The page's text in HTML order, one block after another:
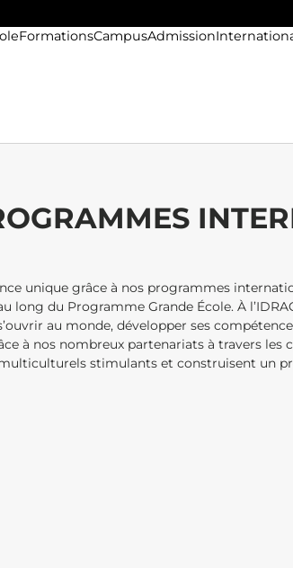
FormationsCampusAdmission
unique grâce à nos programmes
long du Programme Grande École. À
au monde, développer ses
à nos nombreux partenariats à travers
stimulants et construisent un